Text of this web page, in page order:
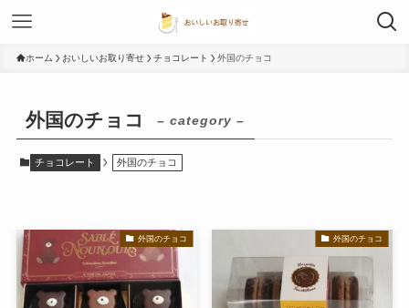
ホーム おいしいお取り寄せ チョコレート 外国のチョコ
外国のチョコ – category –
チョコレート 外国のチョコ
外国のチョコ 外国のチョコ